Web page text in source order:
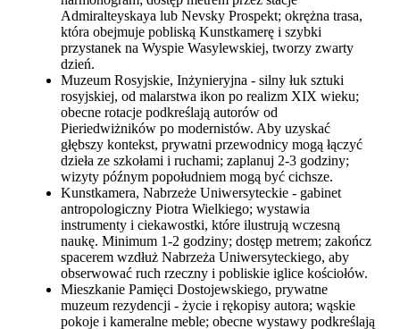
Admiralteyskaya lub Nevsky Prospekt; okrężna trasa,
która obejmuje pobliską Kunstkamerę i szybki
przystanek na Wyspie Wasylewskiej, tworzy zwarty
dzień.
Muzeum Rosyjskie, Inżynieryjna - silny łuk sztuki
rosyjskiej, od malarstwa ikon po realizm XIX wieku;
obecne rotacje podkreślają autorów od
Pieriedwiżników po modernistów. Aby uzyskać
głębszy kontekst, prywatni przewodnicy mogą łączyć
dzieła ze szkołami i ruchami; zaplanuj 2-3 godziny;
wizyty późnym popołudniem mogą być cichsze.
Kunstkamera, Nabrzeże Uniwersyteckie - gabinet
antropologiczny Piotra Wielkiego; wystawia
instrumenty i ciekawostki, które ilustrują wczesną
naukę. Minimum 1-2 godziny; dostęp metrem; zakończ
spacerem wzdłuż Nabrzeża Uniwersyteckiego, aby
obserwować ruch rzeczny i pobliskie iglice kościołów.
Mieszkanie Pamięci Dostojewskiego, prywatne
muzeum rezydencji - życie i rękopisy autora; wąskie
pokoje i kameralne meble; obecne wystawy podkreślają